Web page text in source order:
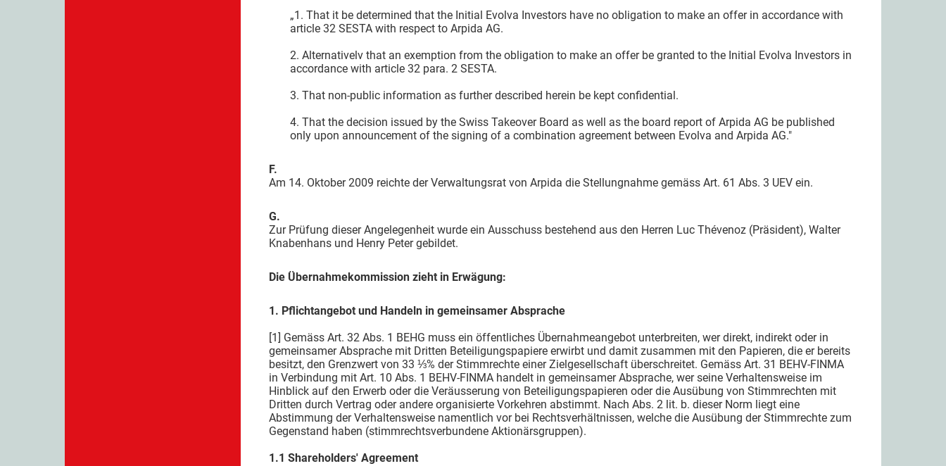
„1. That it be determined that the Initial Evolva Investors have no obligation to make an offer in accordance with
article 32 SESTA with respect to Arpida AG.
2. Alternativelv that an exemption from the obligation to make an offer be granted to the Initial Evolva Investors in
accordance with article 32 para. 2 SESTA.
3. That non-public information as further described herein be kept confidential.
4. That the decision issued by the Swiss Takeover Board as well as the board report of Arpida AG be published
only upon announcement of the signing of a combination agreement between Evolva and Arpida AG."
F.
Am 14. Oktober 2009 reichte der Verwaltungsrat von Arpida die Stellungnahme gemäss Art. 61 Abs. 3 UEV ein.
G.
Zur Prüfung dieser Angelegenheit wurde ein Ausschuss bestehend aus den Herren Luc Thévenoz (Präsident), Walter
Knabenhans und Henry Peter gebildet.
Die Übernahmekommission zieht in Erwägung:
1. Pflichtangebot und Handeln in gemeinsamer Absprache
[1] Gemäss Art. 32 Abs. 1 BEHG muss ein öffentliches Übernahmeangebot unterbreiten, wer direkt, indirekt oder in
gemeinsamer Absprache mit Dritten Beteiligungspapiere erwirbt und damit zusammen mit den Papieren, die er bereits
besitzt, den Grenzwert von 33 ⅓% der Stimmrechte einer Zielgesellschaft überschreitet. Gemäss Art. 31 BEHV-FINMA
in Verbindung mit Art. 10 Abs. 1 BEHV-FINMA handelt in gemeinsamer Absprache, wer seine Verhaltensweise im
Hinblick auf den Erwerb oder die Veräusserung von Beteiligungspapieren oder die Ausübung von Stimmrechten mit
Dritten durch Vertrag oder andere organisierte Vorkehren abstimmt. Nach Abs. 2 lit. b. dieser Norm liegt eine
Abstimmung der Verhaltensweise namentlich vor bei Rechtsverhältnissen, welche die Ausübung der Stimmrechte zum
Gegenstand haben (stimmrechtsverbundene Aktionärsgruppen).
1.1 Shareholders' Agreement